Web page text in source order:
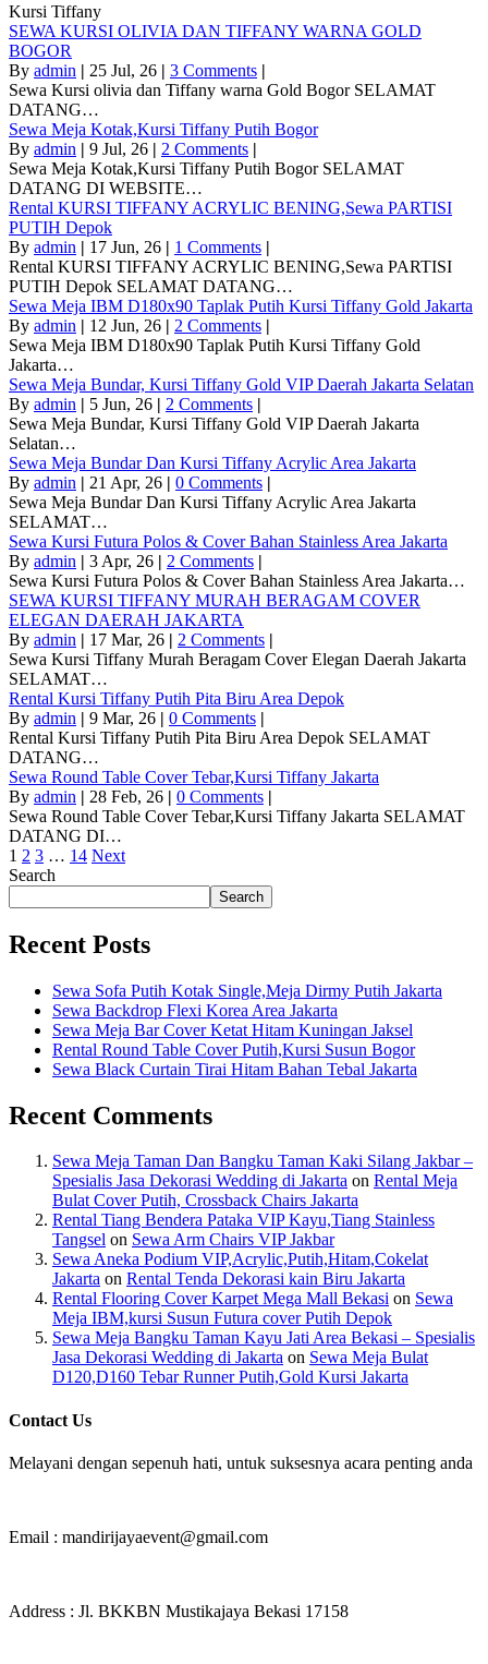
Kursi Tiffany
SEWA KURSI OLIVIA DAN TIFFANY WARNA GOLD
BOGOR
By admin | 25 Jul, 26 | 3 Comments |
Sewa Kursi olivia dan Tiffany warna Gold Bogor SELAMAT
DATANG…
Sewa Meja Kotak,Kursi Tiffany Putih Bogor
By admin | 9 Jul, 26 | 2 Comments |
Sewa Meja Kotak,Kursi Tiffany Putih Bogor SELAMAT
DATANG DI WEBSITE…
Rental KURSI TIFFANY ACRYLIC BENING,Sewa PARTISI
PUTIH Depok
By admin | 17 Jun, 26 | 1 Comments |
Rental KURSI TIFFANY ACRYLIC BENING,Sewa PARTISI
PUTIH Depok SELAMAT DATANG…
Sewa Meja IBM D180x90 Taplak Putih Kursi Tiffany Gold Jakarta
By admin | 12 Jun, 26 | 2 Comments |
Sewa Meja IBM D180x90 Taplak Putih Kursi Tiffany Gold
Jakarta…
Sewa Meja Bundar, Kursi Tiffany Gold VIP Daerah Jakarta Selatan
By admin | 5 Jun, 26 | 2 Comments |
Sewa Meja Bundar, Kursi Tiffany Gold VIP Daerah Jakarta
Selatan…
Sewa Meja Bundar Dan Kursi Tiffany Acrylic Area Jakarta
By admin | 21 Apr, 26 | 0 Comments |
Sewa Meja Bundar Dan Kursi Tiffany Acrylic Area Jakarta
SELAMAT…
Sewa Kursi Futura Polos & Cover Bahan Stainless Area Jakarta
By admin | 3 Apr, 26 | 2 Comments |
Sewa Kursi Futura Polos & Cover Bahan Stainless Area Jakarta…
SEWA KURSI TIFFANY MURAH BERAGAM COVER
ELEGAN DAERAH JAKARTA
By admin | 17 Mar, 26 | 2 Comments |
Sewa Kursi Tiffany Murah Beragam Cover Elegan Daerah Jakarta
SELAMAT…
Rental Kursi Tiffany Putih Pita Biru Area Depok
By admin | 9 Mar, 26 | 0 Comments |
Rental Kursi Tiffany Putih Pita Biru Area Depok SELAMAT
DATANG…
Sewa Round Table Cover Tebar,Kursi Tiffany Jakarta
By admin | 28 Feb, 26 | 0 Comments |
Sewa Round Table Cover Tebar,Kursi Tiffany Jakarta SELAMAT
DATANG DI…
1 2 3 … 14 Next
Search
Search
Recent Posts
Sewa Sofa Putih Kotak Single,Meja Dirmy Putih Jakarta
Sewa Backdrop Flexi Korea Area Jakarta
Sewa Meja Bar Cover Ketat Hitam Kuningan Jaksel
Rental Round Table Cover Putih,Kursi Susun Bogor
Sewa Black Curtain Tirai Hitam Bahan Tebal Jakarta
Recent Comments
Sewa Meja Taman Dan Bangku Taman Kaki Silang Jakbar –
Spesialis Jasa Dekorasi Wedding di Jakarta on Rental Meja
Bulat Cover Putih, Crossback Chairs Jakarta
Rental Tiang Bendera Pataka VIP Kayu,Tiang Stainless
Tangsel on Sewa Arm Chairs VIP Jakbar
Sewa Aneka Podium VIP,Acrylic,Putih,Hitam,Cokelat
Jakarta on Rental Tenda Dekorasi kain Biru Jakarta
Rental Flooring Cover Karpet Mega Mall Bekasi on Sewa
Meja IBM,kursi Susun Futura cover Putih Depok
Sewa Meja Bangku Taman Kayu Jati Area Bekasi – Spesialis
Jasa Dekorasi Wedding di Jakarta on Sewa Meja Bulat
D120,D160 Tebar Runner Putih,Gold Kursi Jakarta
Contact Us
Melayani dengan sepenuh hati, untuk suksesnya acara penting anda
Email : mandirijayaevent@gmail.com
Address : Jl. BKKBN Mustikajaya Bekasi 17158